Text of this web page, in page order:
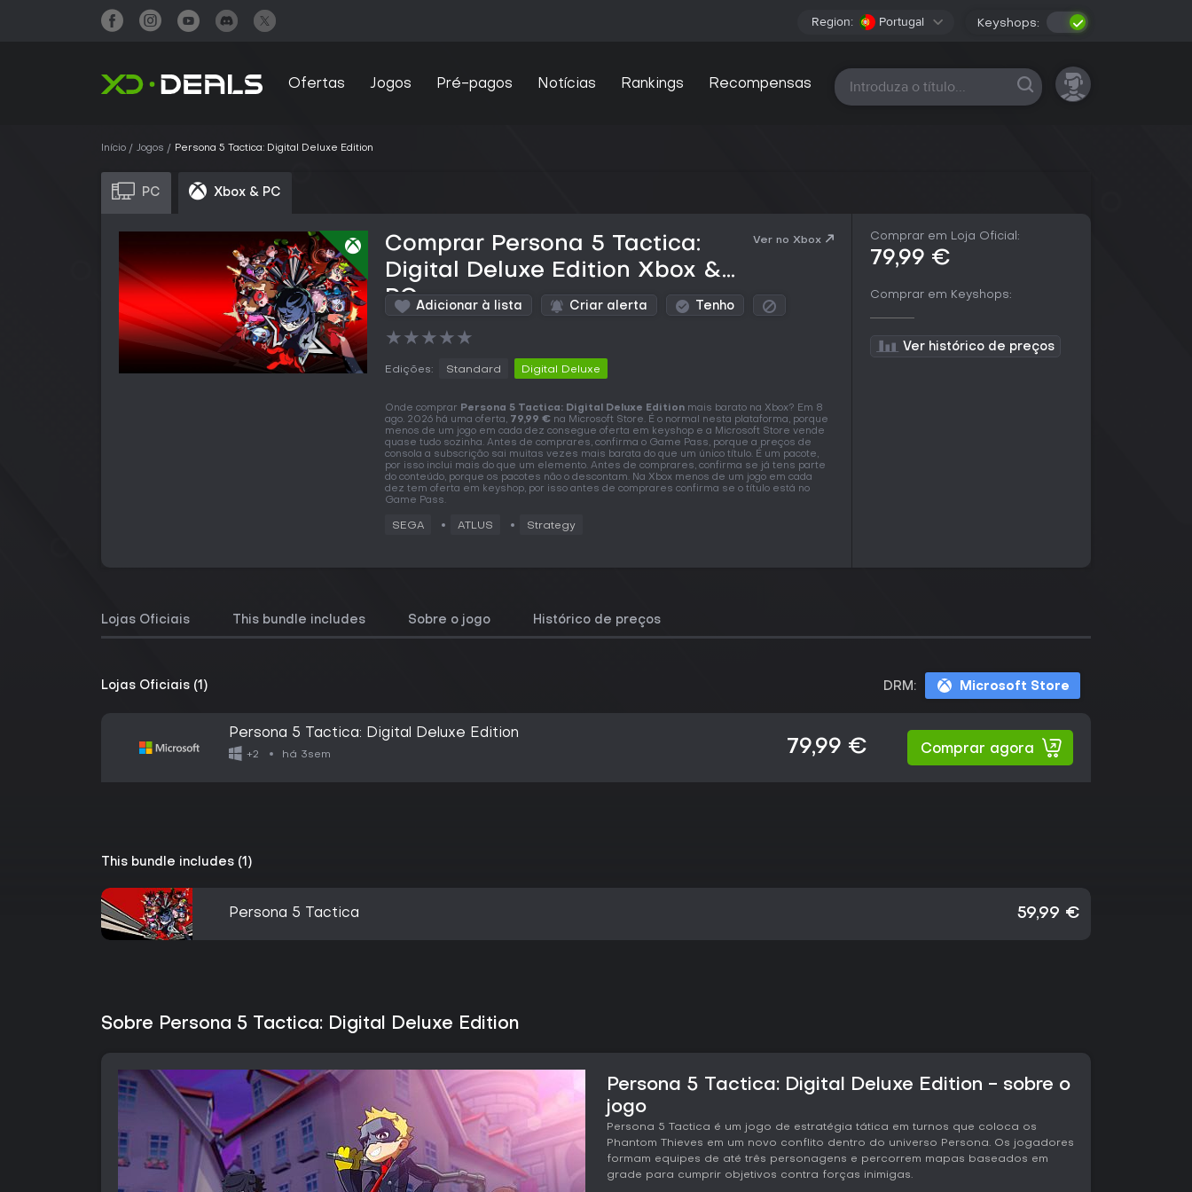
Region: Portugal Keyshops:
Ofertas Jogos Pré-pagos Notícias Rankings Recompensas Todas as plataformas
Início Jogos Persona 5 Tactica: Digital Deluxe Edition
PC Xbox & PC
Comprar Persona 5 Tactica:
Digital Deluxe Edition Xbox &
PC
Ver no Xbox
Adicionar à lista Criar alerta Tenho
★★★★★
Edições: Standard Digital Deluxe
Onde comprar Persona 5 Tactica: Digital Deluxe Edition mais barato na Xbox? Em 8
ago. 2026 há uma oferta, 79,99 € na Microsoft Store. É o normal nesta plataforma, porque
menos de um jogo em cada dez consegue oferta em keyshop e a Microsoft Store vende
quase tudo sozinha. Antes de comprares, confirma o Game Pass, porque a preços de
consola a subscrição sai muitas vezes mais barata do que um único título. É um pacote,
por isso inclui mais do que um elemento. Antes de comprares, confirma se já tens parte
do conteúdo, porque os pacotes não o descontam. Na Xbox menos de um jogo em cada
dez tem oferta em keyshop, por isso antes de comprares confirma se o título está no
Game Pass.
SEGA ATLUS Strategy
Comprar em Loja Oficial:
79,99 €
Comprar em Keyshops:
Ver histórico de preços
Lojas Oficiais This bundle includes Sobre o jogo Histórico de preços
Lojas Oficiais (1) DRM: Microsoft Store
Persona 5 Tactica: Digital Deluxe Edition
+2 há 3sem 79,99 € Comprar agora
This bundle includes (1)
Persona 5 Tactica 59,99 €
Sobre Persona 5 Tactica: Digital Deluxe Edition
Persona 5 Tactica: Digital Deluxe Edition - sobre o
jogo
Persona 5 Tactica é um jogo de estratégia tática em turnos que coloca os
Phantom Thieves em um novo conflito dentro do universo Persona. Os jogadores
formam equipes de até três personagens e percorrem mapas baseados em
grade para cumprir objetivos contra forças inimigas.